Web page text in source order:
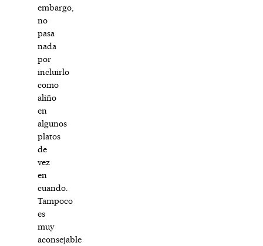
embargo,
no
pasa
nada
por
incluirlo
como
aliño
en
algunos
platos
de
vez
en
cuando.
Tampoco
es
muy
aconsejable